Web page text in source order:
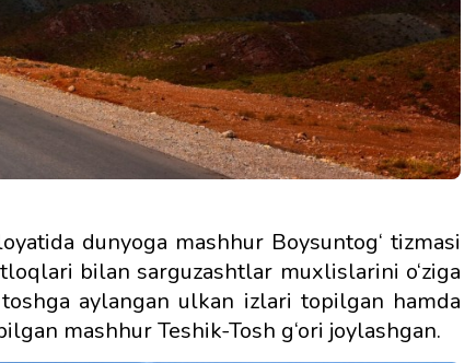
dunyoga mashhur Boysuntog‘ tizmasi
bilan sarguzashtlar muxlislarini o‘ziga
aylangan ulkan izlari topilgan hamda
mashhur Teshik-Tosh g‘ori joylashgan.